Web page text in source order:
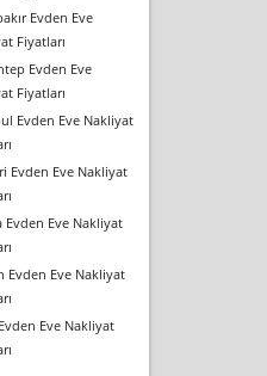
Evden Eve
Fiyatları
Evden Eve
Fiyatları
Evden Eve Nakliyat
Evden Eve Nakliyat
Evden Eve Nakliyat
Evden Eve Nakliyat
Eve Nakliyat